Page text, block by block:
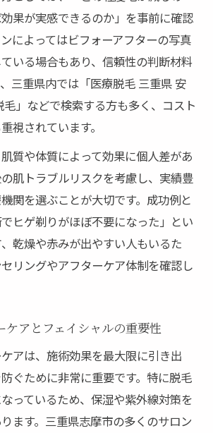
果が実感できるのか」を事前に確認
によってはビフォーアフターの写真
いる場合もあり、信頼性の判断材料
三重県内では「医療脱毛 三重県 安
」などで検索する方も多く、コスト
視されています。
質や体質によって効果に個人差があ
肌トラブルリスクを考慮し、実績豊
関を選ぶことが大切です。成功例と
ヒゲ剃りがほぼ不要になった」とい
乾燥や赤みが出やすい人もいるた
リングやアフターケア体制を確認し
ケアとフェイシャルの重要性
アは、施術効果を最大限に引き出
ぐために非常に重要です。特に脱毛
っているため、保湿や紫外線対策を
ます。三重県志摩市の多くのサロン